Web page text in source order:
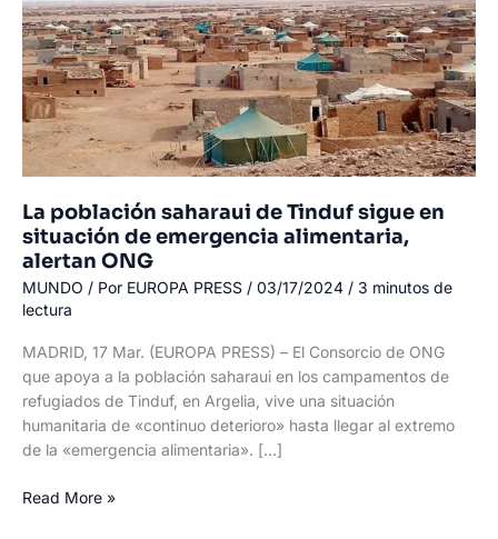
La población saharaui de Tinduf sigue en
situación de emergencia alimentaria,
alertan ONG
MUNDO / Por EUROPA PRESS / 03/17/2024 / 3 minutos de
lectura
MADRID, 17 Mar. (EUROPA PRESS) – El Consorcio de ONG
que apoya a la población saharaui en los campamentos de
refugiados de Tinduf, en Argelia, vive una situación
humanitaria de «continuo deterioro» hasta llegar al extremo
de la «emergencia alimentaria». […]
La
Read More »